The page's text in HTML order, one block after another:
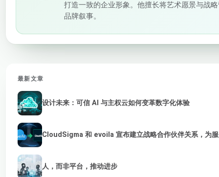
打造一致的企业形象。他擅长将艺术愿景与战
品牌叙事。
最新文章
设计未来：可信 AI 与主权云如何变革数字化体验
CloudSigma 和 evoila 宣布建立战略合作伙伴关系，为
人，而非平台，推动进步